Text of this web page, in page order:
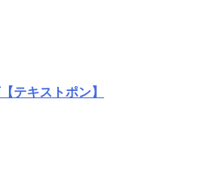
テキストポン】